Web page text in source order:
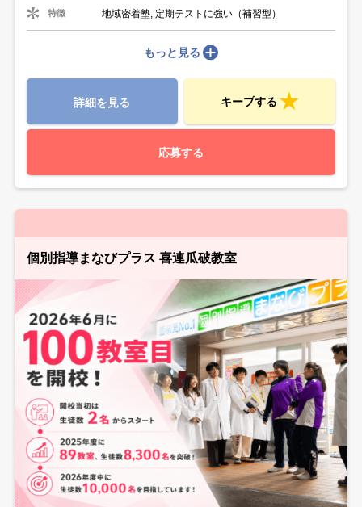
特徴 地域密着塾, 定期テストに強い（補習型）
もっと見る
詳細を見る キープする
応募する
個別指導まなびプラス 喜連瓜破教室